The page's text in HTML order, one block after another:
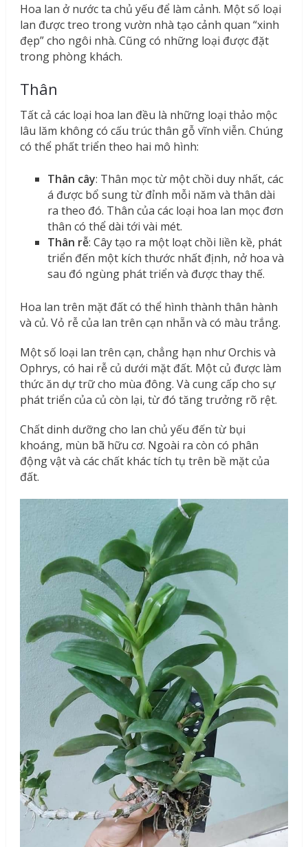
Hoa lan ở nước ta chủ yếu để làm cảnh. Một số loại
lan được treo trong vườn nhà tạo cảnh quan “xinh
đẹp” cho ngôi nhà. Cũng có những loại được đặt
trong phòng khách.
Thân
Tất cả các loại hoa lan đều là những loại thảo mộc
lâu lăm không có cấu trúc thân gỗ vĩnh viễn. Chúng
có thể phất triển theo hai mô hình:
Thân cây: Thân mọc từ một chồi duy nhất, các
á được bổ sung từ đỉnh mỗi năm và thân dài
ra theo đó. Thân của các loại hoa lan mọc đơn
thân có thể dài tới vài mét.
Thân rễ: Cây tạo ra một loạt chồi liền kề, phát
triển đến một kích thước nhất định, nở hoa và
sau đó ngùng phát triển và được thay thế.
Hoa lan trên mặt đất có thể hình thành thân hành
và củ. Vỏ rễ của lan trên cạn nhẵn và có màu trắng.
Một số loại lan trên cạn, chẳng hạn như Orchis và
Ophrys, có hai rễ củ dưới mặt đất. Một củ được làm
thức ăn dự trữ cho mùa đông. Và cung cấp cho sự
phát triển của củ còn lại, từ đó tăng trưởng rõ rệt.
Chất dinh dưỡng cho lan chủ yếu đến từ bụi
khoáng, mùn bã hữu cơ. Ngoài ra còn có phân
động vật và các chất khác tích tụ trên bề mặt của
đất.